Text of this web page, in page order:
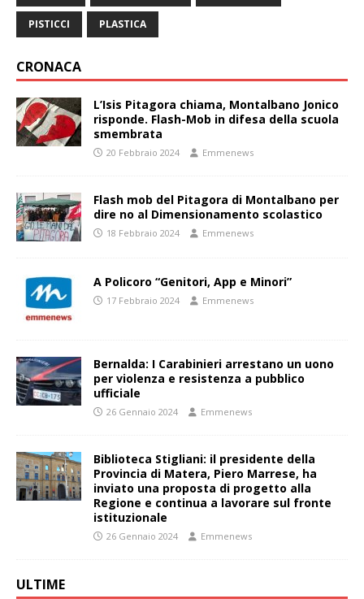
PISTICCI PLASTICA
CRONACA
L’Isis Pitagora chiama, Montalbano Jonico
risponde. Flash-Mob in difesa della scuola
smembrata
20 Febbraio 2024 Emmenews
Flash mob del Pitagora di Montalbano per
dire no al Dimensionamento scolastico
18 Febbraio 2024 Emmenews
A Policoro “Genitori, App e Minori”
17 Febbraio 2024 Emmenews
Bernalda: I Carabinieri arrestano un uono
per violenza e resistenza a pubblico
ufficiale
26 Gennaio 2024 Emmenews
Biblioteca Stigliani: il presidente della
Provincia di Matera, Piero Marrese, ha
inviato una proposta di progetto alla
Regione e continua a lavorare sul fronte
istituzionale
26 Gennaio 2024 Emmenews
ULTIME